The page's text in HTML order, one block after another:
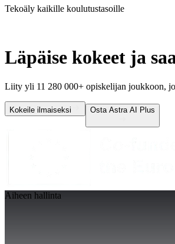
Tekoäly kaikille koulutustasoille
Läpäise kokeet ja
Liity yli 11 280 000+ opiskelijan joukkoon,
Kokeile ilmaiseksi Osta Astra AI Plus
Aiheen hallinta